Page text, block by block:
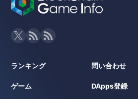
ランキング
ゲーム
問い合わせ
DApps登録